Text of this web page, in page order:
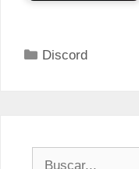
Categorías
Discord